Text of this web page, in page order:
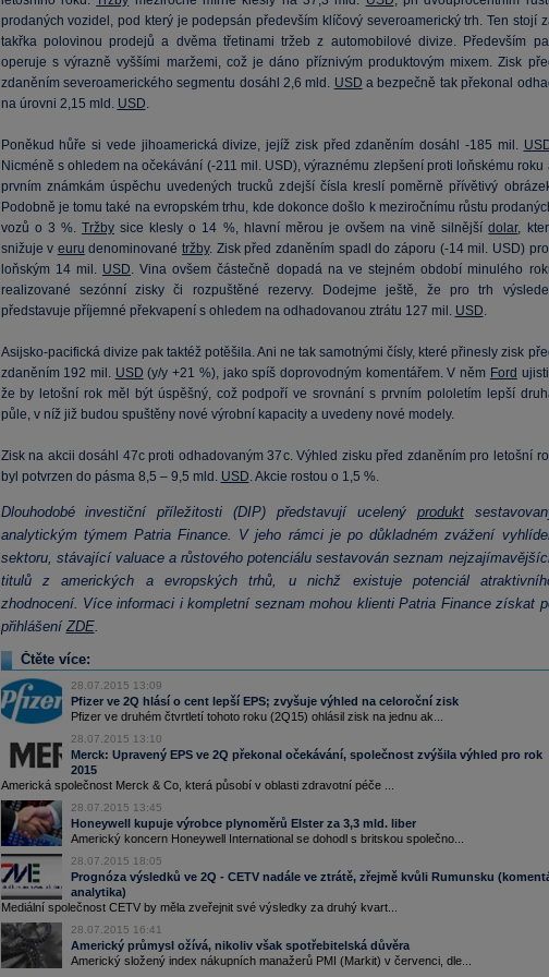
prodaných vozidel, pod který je podepsán především klíčový severoamerický trh. Ten stojí
takřka polovinou prodejů a dvěma třetinami tržeb z automobilové divize. Především
operuje s výrazně vyššími maržemi, což je dáno příznivým produktovým mixem. Zisk
zdaněním severoamerického segmentu dosáhl 2,6 mld. USD a bezpečně tak překonal
na úrovni 2,15 mld. USD.
Poněkud hůře si vede jihoamerická divize, jejíž zisk před zdaněním dosáhl -185 mil.
Nicméně s ohledem na očekávání (-211 mil. USD), výraznému zlepšení proti loňskému roku
prvním známkám úspěchu uvedených trucků zdejší čísla kreslí poměrně přívětivý
Podobně je tomu také na evropském trhu, kde dokonce došlo k meziročnímu růstu
vozů o 3 %. Tržbysice klesly o 14 %, hlavní měrou je ovšem na vině silnějšídolar,
snižuje v euru denominovanétržby. Zisk před zdaněním spadl do záporu (-14 mil. USD)
loňským 14 mil. USD. Vina ovšem částečně dopadá na ve stejném období minulého
realizované sezónní zisky či rozpuštěné rezervy. Dodejme ještě, že pro trh
představuje příjemné překvapení s ohledem na odhadovanou ztrátu 127 mil. USD.
Asijsko-pacifická divize pak taktéž potěšila. Ani ne tak samotnými čísly, které přinesly zisk
zdaněním 192 mil. USD (y/y +21 %), jako spíš doprovodným komentářem. V něm Ford
že by letošní rok měl být úspěšný, což podpoří ve srovnání s prvním pololetím lepší
půle, v níž již budou spuštěny nové výrobní kapacity a uvedeny nové modely.
Zisk na akcii dosáhl 47c proti odhadovaným 37c. Výhled zisku před zdaněním pro letošní
byl potvrzen do pásma 8,5 – 9,5 mld. USD. Akcie rostou o 1,5 %.
Dlouhodobé investiční příležitosti (DIP) představují ucelený produkt
analytickým týmem Patria Finance. V jeho rámci je po důkladném zvážení
sektoru, stávající valuace a růstového potenciálu sestavován seznam
titulů z amerických a evropských trhů, u nichž existuje potenciál
zhodnocení. Více informaci i kompletní seznam mohou klienti Patria Finance získat
přihlášení ZDE.
Čtěte více:
28.07.2015 13:09
Pfizer ve 2Q hlásí o cent lepší EPS; zvyšuje výhled na celoroční zisk
Pfizer ve druhém čtvrtletí tohoto roku (2Q15) ohlásil zisk na jednu ak...
28.07.2015 13:10
Merck: Upravený EPS ve 2Q překonal očekávání, společnost zvýšila výhled pro rok
2015
Americká společnost Merck & Co, která působí v oblasti zdravotní péče ...
28.07.2015 13:45
Honeywell kupuje výrobce plynoměrů Elster za 3,3 mld. liber
Americký koncern Honeywell International se dohodl s britskou společno...
28.07.2015 18:05
Prognóza výsledků ve 2Q - CETV nadále ve ztrátě, zřejmě kvůli Rumunsku
analytika)
Mediální společnost CETV by měla zveřejnit své výsledky za druhý kvart...
28.07.2015 16:41
Americký průmysl ožívá, nikoliv však spotřebitelská důvěra
Americký složený index nákupních manažerů PMI (Markit) v červenci, dle...